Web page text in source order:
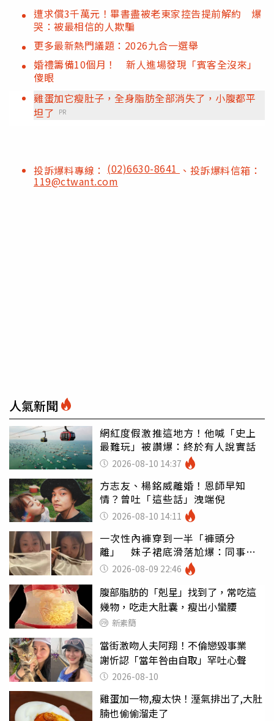
遭求償3千萬元！畢書盡被老東家控告提前解約 爆
哭：被最相信的人欺騙
更多最新熱門議題：2026九合一選舉
婚禮籌備10個月！ 新人進場發現「賓客全沒來」
傻眼
雞蛋加它瘦肚子，全身脂肪全部消失了，小腹都平
坦了
PR
投訴爆料專線： (02)6630-8641 、投訴爆料信箱：
119@ctwant.com
人氣新聞
網紅度假激推這地方！他喊「史上
最難玩」被讚爆：終於有人說實話
2026-08-10 14:37
方志友、楊銘威離婚！恩師早知
情？曾吐「這些話」洩端倪
2026-08-10 14:11
一次性內褲穿到一半「褲頭分
離」 妹子裙底滑落尬爆：同事全
看光2026-08-09 22:46
腹部脂肪的「剋星」找到了，常吃這
幾物，吃走大肚囊，瘦出小蠻腰
新素簡
當街激吻人夫阿翔！不倫戀毀事業
謝忻認「當年咎由自取」罕吐心聲
2026-08-10
雞蛋加一物,瘦太快！溼氣排出了,大肚
腩也偷偷溜走了